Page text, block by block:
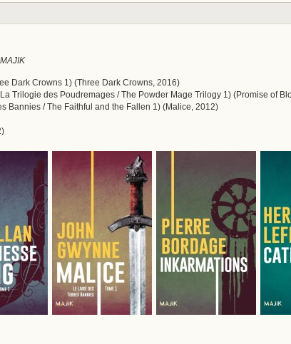
Dark Crowns 1) (Three Dark Crowns, 2016)
Trilogie des Poudremages / The Powder Mage Trilogy 1) (Promise of
Bannies / The Faithful and the Fallen 1) (Malice, 2012)